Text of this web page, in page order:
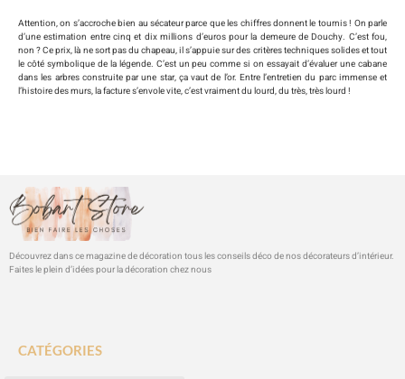
Attention, on s’accroche bien au sécateur parce que les chiffres donnent le tournis ! On parle
d’une estimation entre cinq et dix millions d’euros pour la demeure de Douchy. C’est fou,
non ? Ce prix, là ne sort pas du chapeau, il s’appuie sur des critères techniques solides et tout
le côté symbolique de la légende. C’est un peu comme si on essayait d’évaluer une cabane
dans les arbres construite par une star, ça vaut de l’or. Entre l’entretien du parc immense et
l’histoire des murs, la facture s’envole vite, c’est vraiment du lourd, du très, très lourd !
Découvrez dans ce magazine de décoration tous les conseils déco de nos décorateurs d’intérieur.
Faites le plein d’idées pour la décoration chez nous
CATÉGORIES